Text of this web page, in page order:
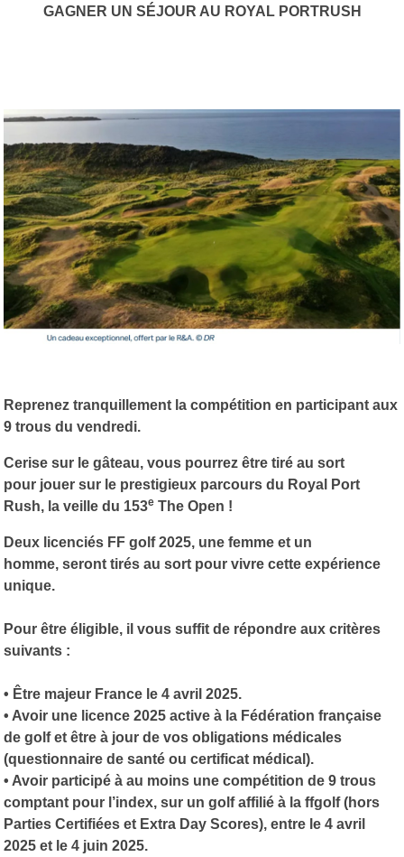
GAGNER UN SÉJOUR AU ROYAL PORTRUSH
Reprenez tranquillement la compétition en participant aux
9 trous du vendredi.
Cerise sur le gâteau, vous pourrez être tiré au sort
pour jouer sur le prestigieux parcours du Royal Port
Rush, la veille du 153e The Open !
Deux licenciés FF golf 2025, une femme et un
homme, seront tirés au sort pour vivre cette expérience
unique.
Pour être éligible, il vous suffit de répondre aux critères
suivants :
• Être majeur France le 4 avril 2025.
• Avoir une licence 2025 active à la Fédération française
de golf et être à jour de vos obligations médicales
(questionnaire de santé ou certificat médical).
• Avoir participé à au moins une compétition de 9 trous
comptant pour l’index, sur un golf affilié à la ffgolf (hors
Parties Certifiées et Extra Day Scores), entre le 4 avril
2025 et le 4 juin 2025.